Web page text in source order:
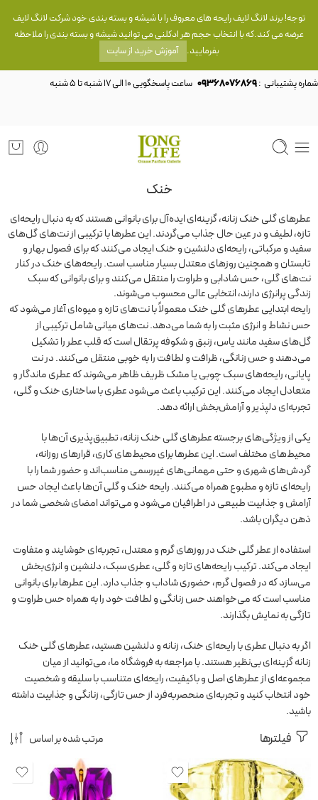
توجه! برند لانگ لایف رایحه های معروف را با شیشه و بسته بندی خود شرکت لانگ لایف
عرضه می کند.که با انتخاب حجم هر ادکلنی می توانید شیشه و بسته بندی را ملاحظه
بفرمایید. آموزش خرید از سایت
شماره پشتیبانی :09368076869
خنک
عطرهای گلی خنک زنانه، گزینه‌ای ایده‌آل برای بانوانی هستند که به دنبال رایحه‌ای
تازه، لطیف و در عین حال جذاب می‌گردند. این عطرها با ترکیبی از نت‌های گل‌های
سفید و مرکباتی، رایحه‌ای دلنشین و خنک ایجاد می‌کنند که برای فصول بهار و
تابستان و همچنین روزهای معتدل بسیار مناسب است. رایحه‌های خنک در کنار
نت‌های گلی، حس شادابی و طراوت را منتقل می‌کنند و برای بانوانی که سبک
زندگی پرانرژی دارند، انتخابی عالی محسوب می‌شوند.
رایحه ابتدایی عطرهای گلی خنک معمولاً با نت‌های تازه و میوه‌ای آغاز می‌شود که
حس نشاط و انرژی مثبت را به شما می‌دهد. نت‌های میانی شامل ترکیبی از
گل‌های سفید مانند یاس، زنبق و شکوفه پرتقال است که قلب عطر را تشکیل
می‌دهند و حس زنانگی، ظرافت و لطافت را به خوبی منتقل می‌کنند. در نت
پایانی، رایحه‌های سبک چوبی یا مشک ظریف ظاهر می‌شوند که عطری ماندگار و
متعادل ایجاد می‌کنند. این ترکیب باعث می‌شود عطری با ساختاری خنک و گلی،
تجربه‌ای دلپذیر و آرامش‌بخش ارائه دهد.
یکی از ویژگی‌های برجسته عطرهای گلی خنک زنانه، تطبیق‌پذیری آن‌ها با
محیط‌های مختلف است. این عطرها برای محیط‌های کاری، قرارهای روزانه،
گردش‌های شهری و حتی مهمانی‌های غیررسمی مناسب‌اند و حضور شما را با
رایحه‌ای تازه و مطبوع همراه می‌کنند. رایحه خنک و گلی آن‌ها باعث ایجاد حس
آرامش و جذابیت طبیعی در اطرافیان می‌شود و می‌تواند امضای شخصی شما در
ذهن دیگران باشد.
استفاده از عطر گلی خنک در روزهای گرم و معتدل، تجربه‌ای خوشایند و متفاوت
ایجاد می‌کند. ترکیب رایحه‌های تازه و گلی، عطری سبک، دلنشین و انرژی‌بخش
می‌سازد که در فصول گرم، حضوری شاداب و جذاب دارد. این عطرها برای بانوانی
مناسب است که می‌خواهند حس زنانگی و لطافت خود را به همراه حس طراوت و
تازگی به نمایش بگذارند.
اگر به دنبال عطری با رایحه‌ای خنک، زنانه و دلنشین هستید، عطرهای گلی خنک
زنانه گزینه‌ای بی‌نظیر هستند. با مراجعه به فروشگاه ما، می‌توانید از میان
مجموعه‌ای از عطرهای اصل و باکیفیت، رایحه‌ای متناسب با سلیقه و شخصیت
خود انتخاب کنید و تجربه‌ای منحصر‌به‌فرد از حس تازگی، زنانگی و جذابیت داشته
باشید.
فیلترها مرتب شده بر اساس